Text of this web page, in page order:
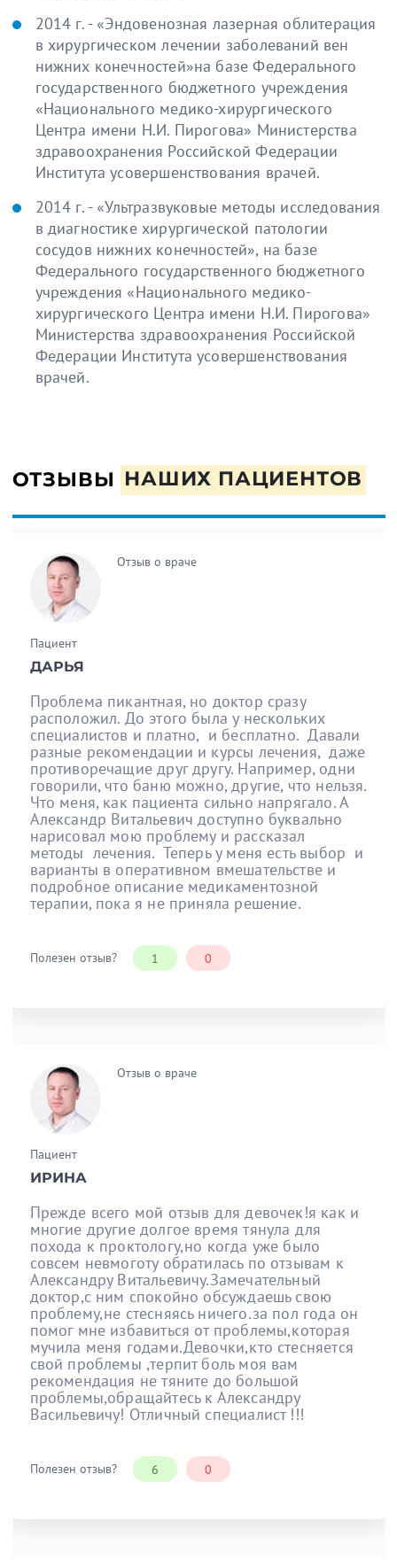
2014 г. - «Эндовенозная лазерная облитерация
в хирургическом лечении заболеваний вен
нижних конечностей»на базе Федерального
государственного бюджетного учреждения
«Национального медико-хирургического
Центра имени Н.И. Пирогова» Министерства
здравоохранения Российской Федерации
Института усовершенствования врачей.
2014 г. - «Ультразвуковые методы исследования
в диагностике хирургической патологии
сосудов нижних конечностей», на базе
Федерального государственного бюджетного
учреждения «Национального медико-
хирургического Центра имени Н.И. Пирогова»
Министерства здравоохранения Российской
Федерации Института усовершенствования
врачей.
ОТЗЫВЫ НАШИХ ПАЦИЕНТОВ
Отзыв о враче
Пациент
ДАРЬЯ
Проблема пикантная, но доктор сразу
расположил. До этого была у нескольких
специалистов и платно, и бесплатно. Давали
разные рекомендации и курсы лечения, даже
противоречащие друг другу. Например, одни
говорили, что баню можно, другие, что нельзя.
Что меня, как пациента сильно напрягало. А
Александр Витальевич доступно буквально
нарисовал мою проблему и рассказал
методы лечения. Теперь у меня есть выбор и
варианты в оперативном вмешательстве и
подробное описание медикаментозной
терапии, пока я не приняла решение.
Полезен отзыв? 1 0
Отзыв о враче
Пациент
ИРИНА
Прежде всего мой отзыв для девочек!я как и
многие другие долгое время тянула для
похода к проктологу,но когда уже было
совсем невмоготу обратилась по отзывам к
Александру Витальевичу.Замечательный
доктор,с ним спокойно обсуждаешь свою
проблему,не стесняясь ничего.за пол года он
помог мне избавиться от проблемы,которая
мучила меня годами.Девочки,кто стесняется
свой проблемы ,терпит боль моя вам
рекомендация не тяните до большой
проблемы,обращайтесь к Александру
Васильевичу! Отличный специалист !!!
Полезен отзыв? 6 0